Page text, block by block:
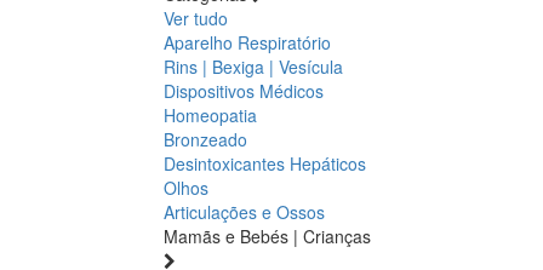
Ver tudo
Aparelho Respiratório
Rins | Bexiga | Vesícula
Dispositivos Médicos
Homeopatia
Bronzeado
Desintoxicantes Hepáticos
Olhos
Articulações e Ossos
Mamãs e Bebés | Crianças